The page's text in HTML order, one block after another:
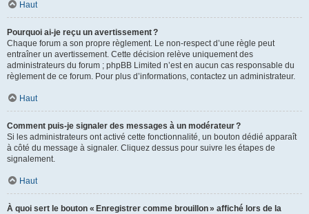
Haut
Pourquoi ai-je reçu un avertissement ?
Chaque forum a son propre règlement. Le non-respect d’une règle peut
entraîner un avertissement. Cette décision relève uniquement des
administrateurs du forum ; phpBB Limited n’est en aucun cas responsable du
règlement de ce forum. Pour plus d’informations, contactez un administrateur.
Haut
Comment puis-je signaler des messages à un modérateur ?
Si les administrateurs ont activé cette fonctionnalité, un bouton dédié apparaît
à côté du message à signaler. Cliquez dessus pour suivre les étapes de
signalement.
Haut
À quoi sert le bouton « Enregistrer comme brouillon » affiché lors de la